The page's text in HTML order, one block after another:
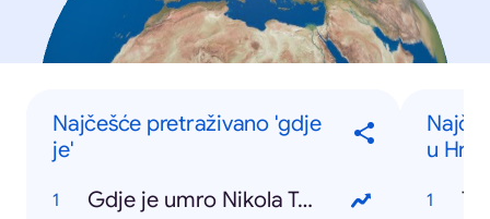
Najčešće pretraživano 'gdje
je'
Gdje je umro Nikola Tesla
u